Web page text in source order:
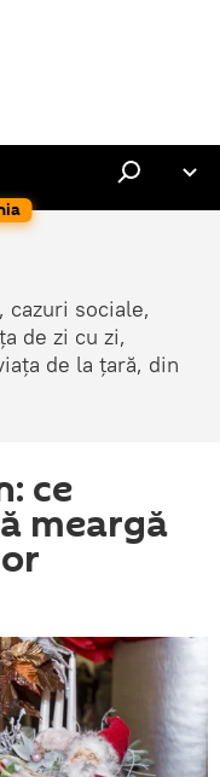
sociale,
de zi cu zi,
de la țară, din
ce
meargă